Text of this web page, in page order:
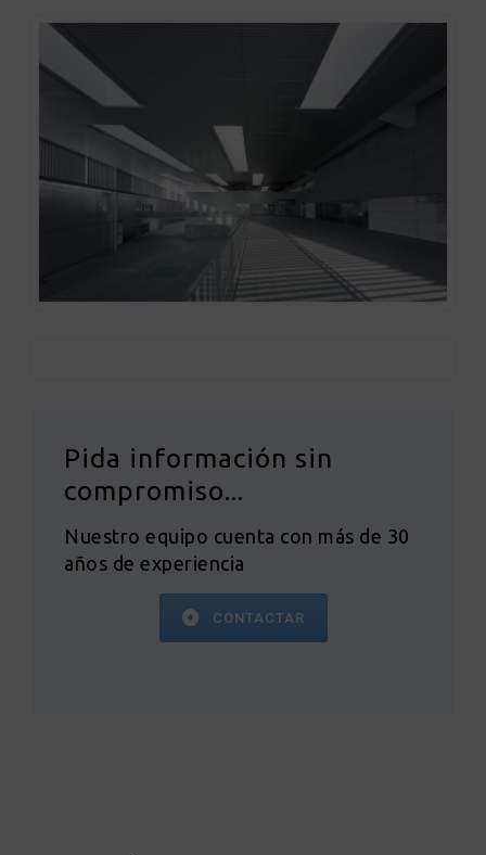
Pida información sin
compromiso...
Nuestro equipo cuenta con más de 30
años de experiencia
CONTACTAR